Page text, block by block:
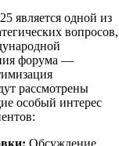
является одной из
вопросов,
форума —
рассмотрены
особый интерес